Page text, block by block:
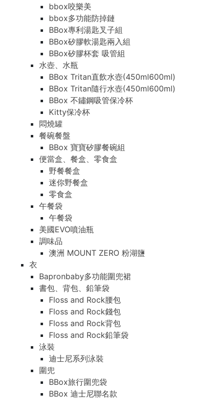
bbox咬樂美
bbox多功能防掉鏈
BBox專利湯匙叉子組
BBox矽膠軟湯匙兩入組
BBox矽膠杯套 吸管組
水壺、水瓶
BBox Tritan直飲水壺(450ml600ml)
BBox Tritan隨行水壺(450ml600ml)
BBox 不鏽鋼吸管保冷杯
Kitty保冷杯
悶燒罐
餐碗餐盤
BBox 寶寶矽膠餐碗組
便當盒、餐盒、零食盒
野餐餐盒
迷你野餐盒
零食盒
午餐袋
午餐袋
美國EVO噴油瓶
調味品
澳洲 MOUNT ZERO 粉湖鹽
衣
Bapronbaby多功能圍兜裙
書包、背包、鉛筆袋
Floss and Rock腰包
Floss and Rock錢包
Floss and Rock背包
Floss and Rock鉛筆袋
泳裝
迪士尼系列泳裝
圍兜
BBox旅行圍兜袋
BBox 迪士尼聯名款